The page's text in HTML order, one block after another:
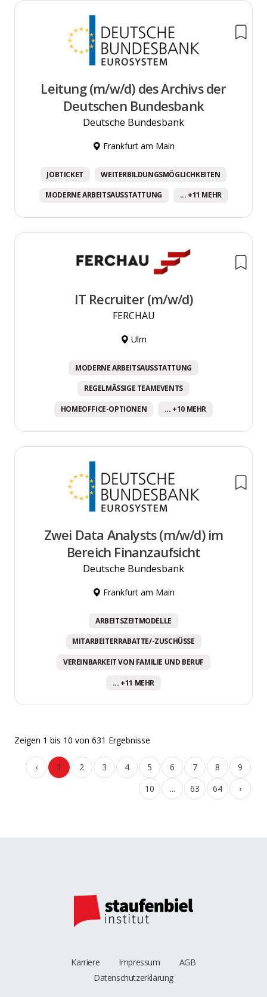
Leitung (m/w/d) des Archivs der
Deutschen Bundesbank
Deutsche Bundesbank
Frankfurt am Main
JOBTICKET WEITERBILDUNGSMÖGLICHKEITEN
MODERNE ARBEITSAUSSTATTUNG ... +11 MEHR
IT Recruiter (m/w/d)
FERCHAU
Ulm
MODERNE ARBEITSAUSSTATTUNG
REGELMÄSSIGE TEAMEVENTS
HOMEOFFICE-OPTIONEN ... +10 MEHR
Zwei Data Analysts (m/w/d) im
Bereich Finanzaufsicht
Deutsche Bundesbank
Frankfurt am Main
ARBEITSZEITMODELLE
MITARBEITERRABATTE/-ZUSCHÜSSE
VEREINBARKEIT VON FAMILIE UND BERUF
... +11 MEHR
Zeigen 1 bis 10 von 631 Ergebnisse
‹ 1 2 3 4 5 6 7 8
9
10
... 63 64 ›
Karriere Impressum
AGB
Datenschutzerklärung